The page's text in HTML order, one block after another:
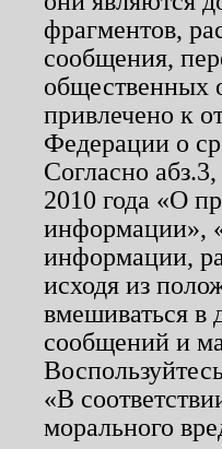
фрагментов,
сообщения,
общественных
привлечено к
Федерации о
Согласно
2010 года «О
информации»,
информации,
исходя из
вмешиваться в
сообщений и
«В
морального